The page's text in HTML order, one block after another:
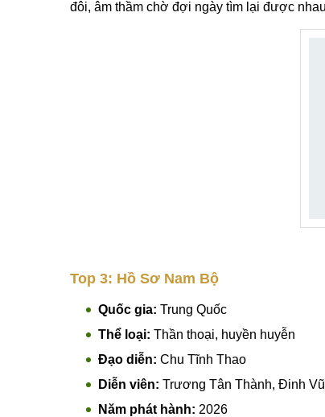
đôi, âm thầm chờ đợi ngày tìm lại được
Top 3: Hồ Sơ Nam Bộ
Quốc gia: Trung Quốc
Thể loại: Thần thoại, huyền huyễn
Đạo diễn: Chu Tĩnh Thao
Diễn viên: Trương Tân Thành, Đinh
Năm phát hành: 2026